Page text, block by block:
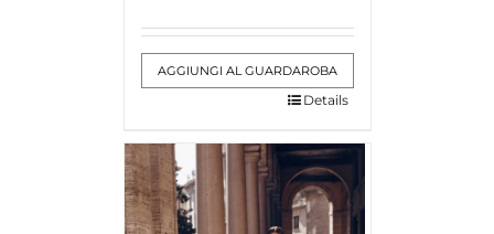
AGGIUNGI AL GUARDAROBA
Details